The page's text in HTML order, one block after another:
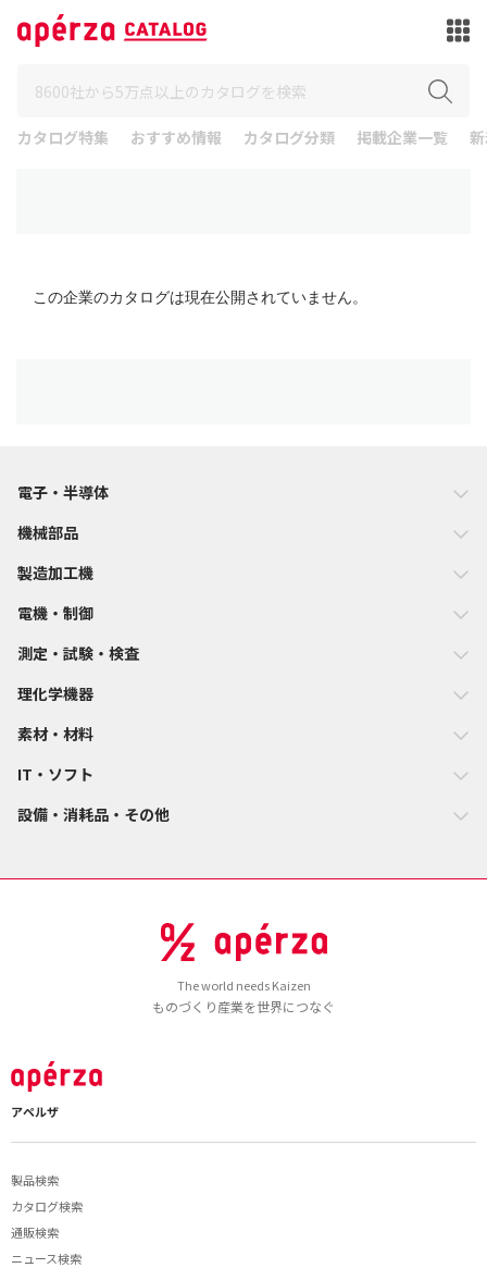
カタログ特集 おすすめ情報 カタログ分類 掲載企業一覧
この企業のカタログは現在公開されていません。
電子・半導体
機械部品
製造加工機
電機・制御
測定・試験・検査
理化学機器
素材・材料
IT・ソフト
設備・消耗品・その他
The world needs Kaizen
ものづくり産業を世界につなぐ
アペルザ
製品検索
カタログ検索
通販検索
ニュース検索